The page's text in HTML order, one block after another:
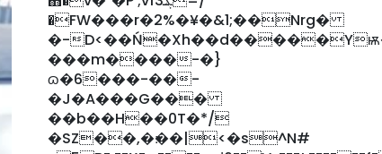
�FW���r�2%�¥�&1;��Nrg�
�-
���m����-�}
ɷ�6���-��-
�J�A���G���
��b��H��0T�*/
�SZ��,�׃��|<�s^N#